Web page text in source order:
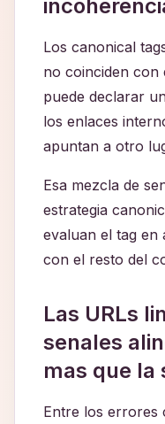
Los canonical
no coinciden con
puede declarar
los enlaces
apuntan a otro
Esa mezcla de
estrategia
evaluan el tag en
con el resto del
Las URLs
senales
mas que la
Entre los errores